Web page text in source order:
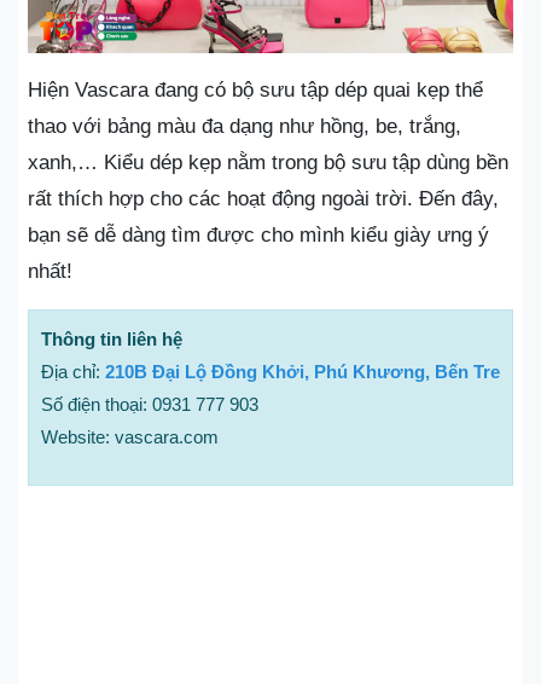
Hiện Vascara đang có bộ sưu tập dép quai kẹp thể
thao với bảng màu đa dạng như hồng, be, trắng,
xanh,… Kiểu dép kẹp nằm trong bộ sưu tập dùng bền
rất thích hợp cho các hoạt động ngoài trời. Đến đây,
bạn sẽ dễ dàng tìm được cho mình kiểu giày ưng ý
nhất!
Thông tin liên hệ
Địa chỉ: 210B Đại Lộ Đồng Khởi, Phú Khương, Bến Tre
Số điện thoại: 0931 777 903
Website: vascara.com